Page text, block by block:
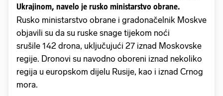
Ukrajinom, navelo je rusko ministarstvo obrane.
Rusko ministarstvo obrane i gradonačelnik Moskve
objavili su da su ruske snage tijekom noći
srušile 142 drona, uključujući 27 iznad Moskovske
regije. Dronovi su navodno oboreni iznad nekoliko
regija u europskom dijelu Rusije, kao i iznad Crnog
mora.